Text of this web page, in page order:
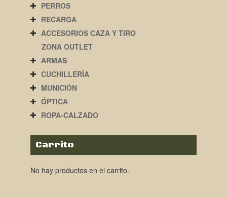
PERROS
RECARGA
ACCESORIOS CAZA Y TIRO
ZONA OUTLET
ARMAS
CUCHILLERÍA
MUNICIÓN
ÓPTICA
ROPA-CALZADO
Carrito
No hay productos en el carrito.